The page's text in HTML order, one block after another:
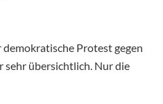
Protest gegen
sehr übersichtlich. Nur die